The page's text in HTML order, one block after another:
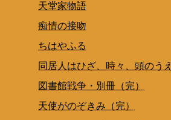
天堂家物語
痴情の接吻
ちはやふる
同居人はひざ、時々、頭のうえ
図書館戦争・別冊（完）
天使がのぞきみ（完）